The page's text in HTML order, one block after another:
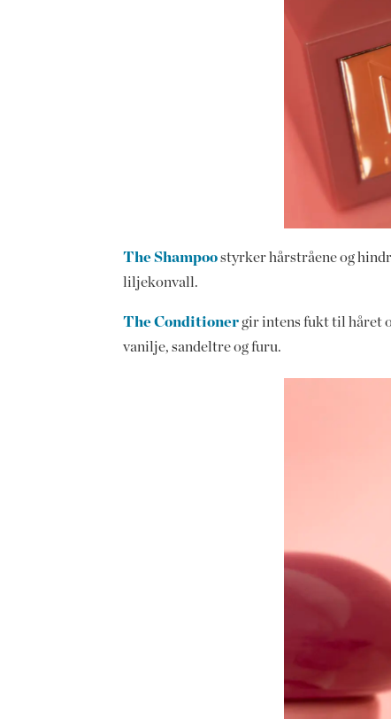
The Shampoostyrker hårstråene og
liljekonvall.
The Conditioner gir intens fukt til håret
vanilje, sandeltre og furu.